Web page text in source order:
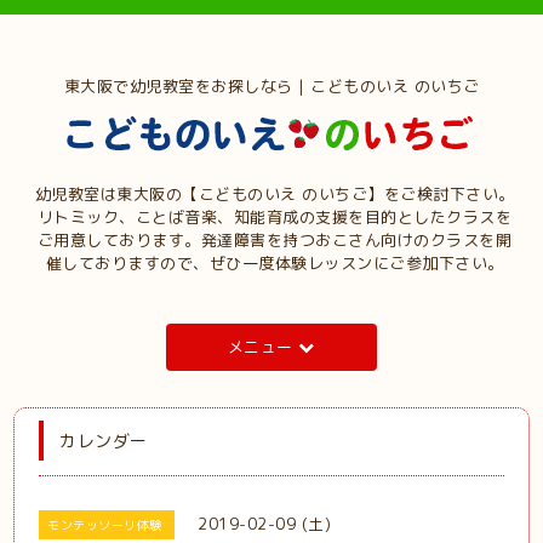
東大阪で幼児教室をお探しなら | こどものいえ のいちご
幼児教室は東大阪の【こどものいえ のいちご】をご検討下さい。
リトミック、ことば音楽、知能育成の支援を目的としたクラスを
ご用意しております。発達障害を持つおこさん向けのクラスを開
催しておりますので、ぜひ一度体験レッスンにご参加下さい。
メニュー
カレンダー
モンテッソーリ体験 2019-02-09 (土)